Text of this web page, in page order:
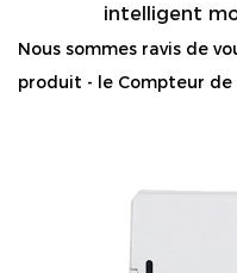
intelligent
Nous sommes ravis de
produit - le Compteur de